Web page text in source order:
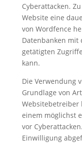
Cyberattacken.
Website eine
von Wordfence
Datenbanken mit
getätigten
kann.
Die Verwendung
Grundlage von
Websitebetreiber
einem möglichst
vor
Einwilligung